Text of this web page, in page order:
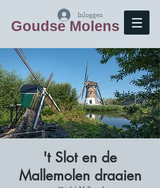
Goudse Molens
Inloggen
't Slot en de
Mallemolen draaien